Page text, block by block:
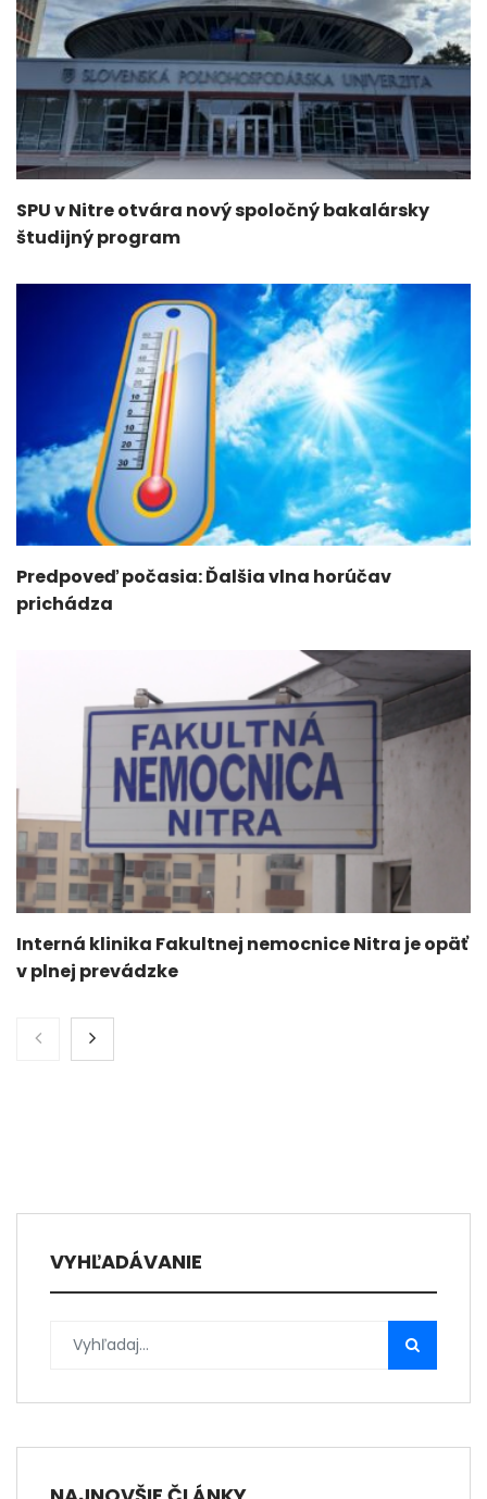
SPU v Nitre otvára nový spoločný bakalársky
študijný program
Predpoveď počasia: Ďalšia vlna horúčav
prichádza
Interná klinika Fakultnej nemocnice Nitra je opäť
v plnej prevádzke
VYHĽADÁVANIE